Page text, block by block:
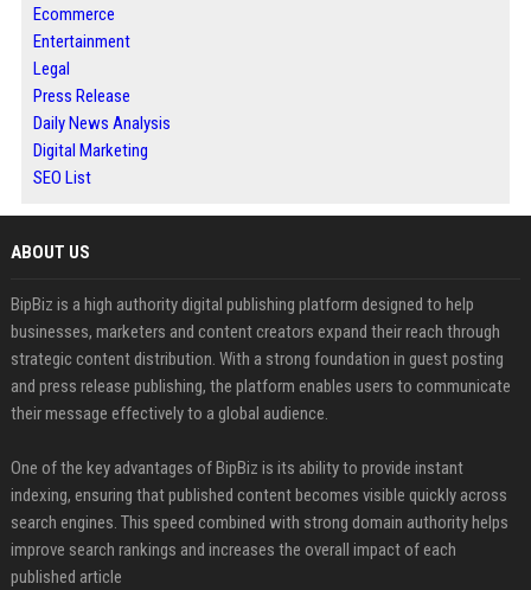
Ecommerce
Entertainment
Legal
Press Release
Daily News Analysis
Digital Marketing
SEO List
ABOUT US
BipBiz is a high authority digital publishing platform designed to help
businesses, marketers and content creators expand their reach through
strategic content distribution. With a strong foundation in guest posting
and press release publishing, the platform enables users to communicate
their message effectively to a global audience.
One of the key advantages of BipBiz is its ability to provide instant
indexing, ensuring that published content becomes visible quickly across
search engines. This speed combined with strong domain authority helps
improve search rankings and increases the overall impact of each
published article